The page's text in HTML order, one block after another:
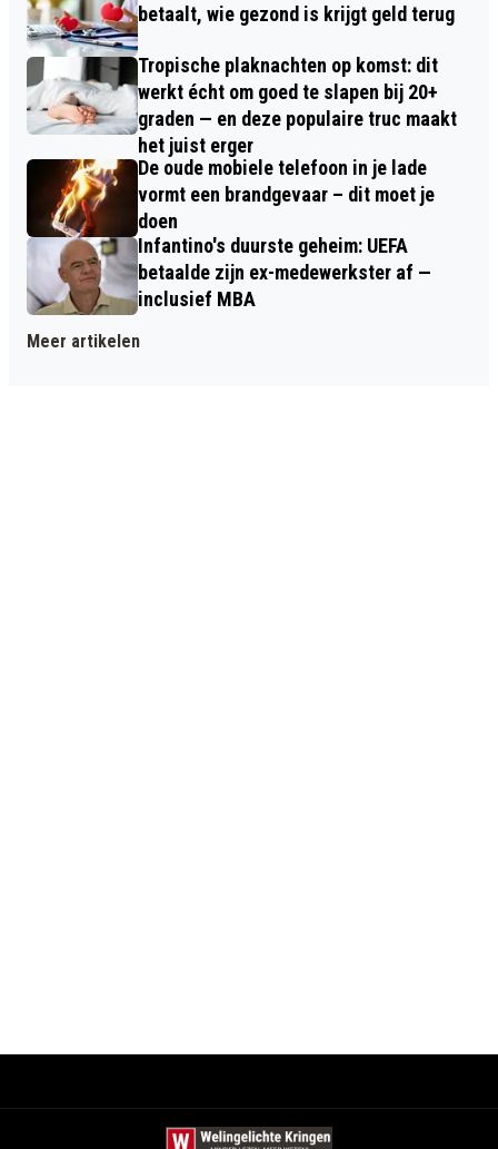
betaalt, wie gezond is krijgt geld terug
Tropische plaknachten op komst: dit
werkt écht om goed te slapen bij 20+
graden — en deze populaire truc maakt
het juist erger
De oude mobiele telefoon in je lade
vormt een brandgevaar – dit moet je
doen
Infantino's duurste geheim: UEFA
betaalde zijn ex-medewerkster af —
inclusief MBA
Meer artikelen